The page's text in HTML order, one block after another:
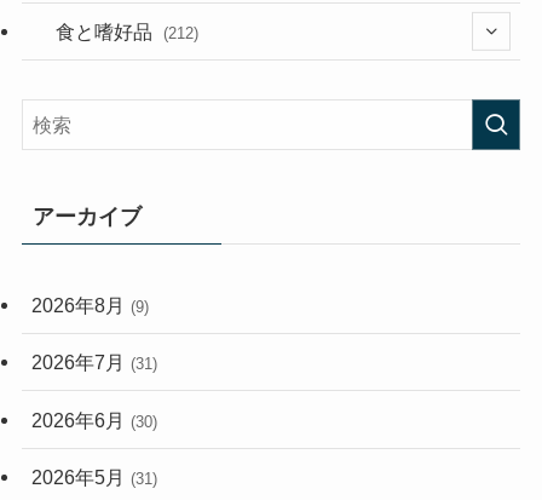
(282)
(33)
(248)
(56)
食と嗜好品 (212)
アーカイブ
2026年8月 (9)
2026年7月 (31)
2026年6月 (30)
2026年5月 (31)